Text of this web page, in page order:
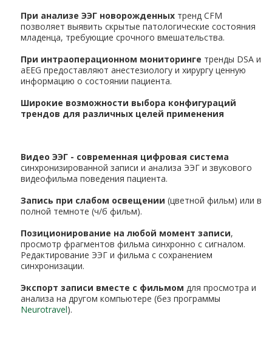
При анализе ЭЭГ новорожденных тренд CFM
позволяет выявить скрытые патологические состояния
младенца, требующие срочного вмешательства.
При интраоперационном мониторинге тренды DSA и
aEEG предоставляют анестезиологу и хирургу ценную
информацию о состоянии пациента.
Широкие возможности выбора конфигураций
трендов для различных целей применения
Видео ЭЭГ - современная цифровая система
синхронизированной записи и анализа ЭЭГ и звукового
видеофильма поведения пациента.
Запись при слабом освещении (цветной фильм) или в
полной темноте (ч/б фильм).
Позиционирование на любой момент записи,
просмотр фрагментов фильма синхронно с сигналом.
Редактирование ЭЭГ и фильма с сохранением
синхронизации.
Экспорт записи вместе с фильмом для просмотра и
анализа на другом компьютере (без программы
Neurotravel).